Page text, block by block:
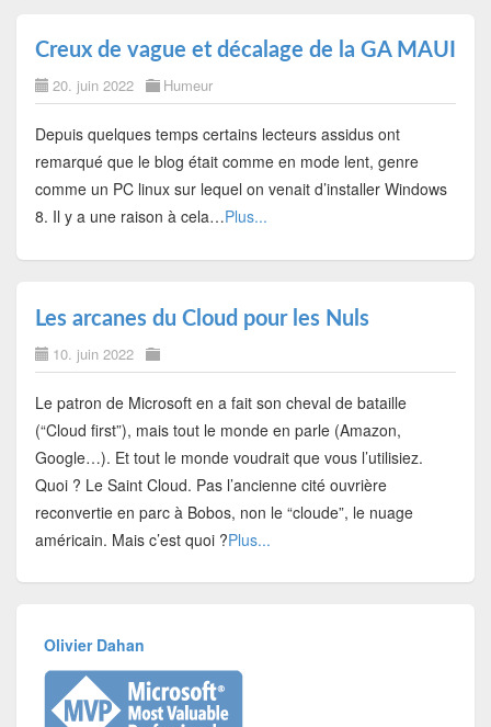
Creux de vague et décalage de la GA MAUI
20. juin 2022 Humeur
Depuis quelques temps certains lecteurs assidus ont
remarqué que le blog était comme en mode lent, genre
comme un PC linux sur lequel on venait d’installer Windows
8. Il y a une raison à cela…Plus...
Les arcanes du Cloud pour les Nuls
10. juin 2022
Le patron de Microsoft en a fait son cheval de bataille
(“Cloud first”), mais tout le monde en parle (Amazon,
Google…). Et tout le monde voudrait que vous l’utilisiez.
Quoi ? Le Saint Cloud. Pas l’ancienne cité ouvrière
reconvertie en parc à Bobos, non le “cloude”, le nuage
américain. Mais c’est quoi ?Plus...
Olivier Dahan